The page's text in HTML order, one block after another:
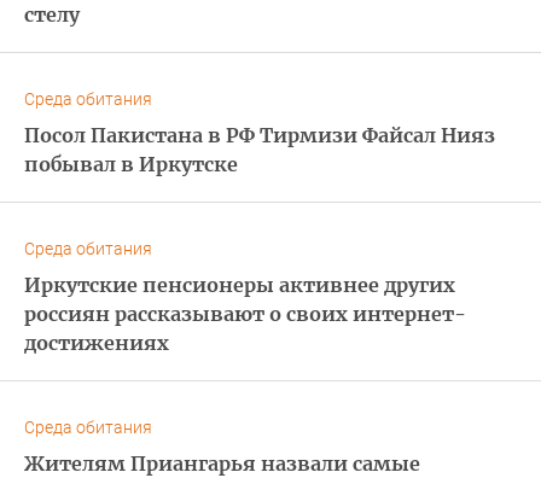
стелу
Среда обитания
Посол Пакистана в РФ Тирмизи Файсал Нияз
побывал в Иркутске
Среда обитания
Иркутские пенсионеры активнее других
россиян рассказывают о своих интернет-
достижениях
Среда обитания
Жителям Приангарья назвали самые